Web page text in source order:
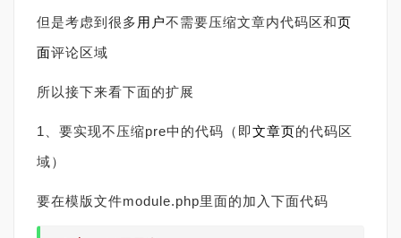
但是考虑到很多 用户不需要压缩文章内代码区和页
面评论区域
所以接下来看下面的扩展
1、要实现不压缩pre中的代码（即文章页的代码区
域）
要在模版文件module.php里面的加入下面代码